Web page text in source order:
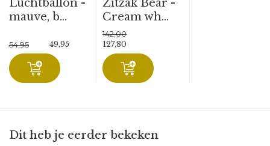
Luchtballon -
mauve, b...
54,95 49,95
Zitzak Bear -
Cream wh...
142,00
127,80
Dit heb je eerder bekeken